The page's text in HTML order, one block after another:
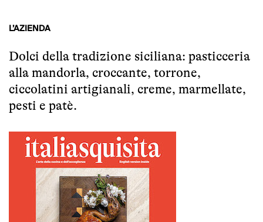
L’AZIENDA
Dolci della tradizione siciliana: pasticceria
alla mandorla, croccante, torrone,
ciccolatini artigianali, creme, marmellate,
pesti e patè.